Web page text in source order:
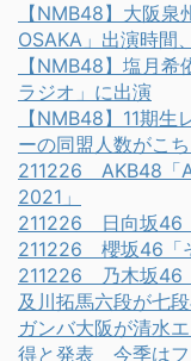
【NMB48】大阪
OSAKA」出演時間
【NMB48】塩月
ラジオ」に出演
【NMB48】11期
ーの同盟人数がこ
211226 AKB48「
2021」
211226 日向坂46
211226 櫻坂46「
211226 乃木坂46
及川拓馬六段が七
ガンバ大阪が清水
得と発表 今季はフ